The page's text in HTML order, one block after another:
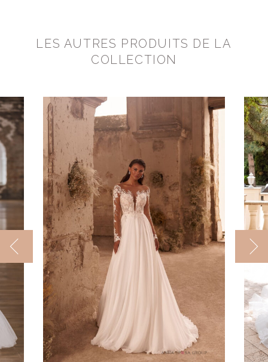
LES AUTRES PRODUITS DE LA
COLLECTION